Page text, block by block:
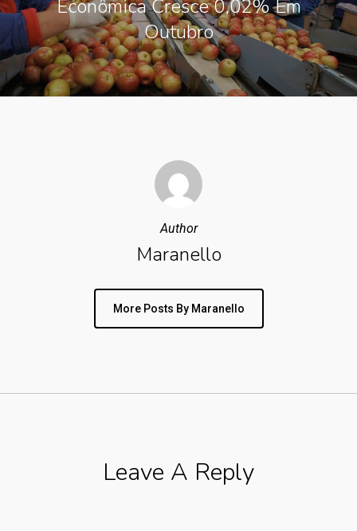
Econômica Cresce 0,02% Em
Outubro
Author
Maranello
More Posts By Maranello
Leave A Reply